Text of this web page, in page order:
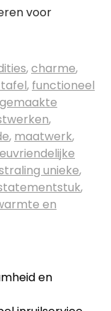
voor
,charme,
, functioneel
,
, maatwerk,
unieke,
,
en
en